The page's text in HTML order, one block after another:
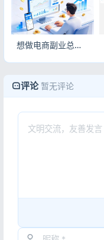
想做电商副业总踩坑？这套电子商务源码合集，个人站长也能稳赚！
评论 暂无评论